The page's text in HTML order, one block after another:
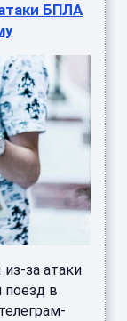
БПЛА
за атаки
поезд в